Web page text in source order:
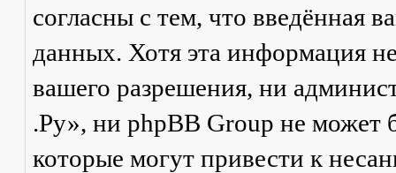
согласны с тем, что введённая
данных. Хотя эта информация
вашего разрешения, ни
.Ру», ни phpBB Group не может
которые могут привести к